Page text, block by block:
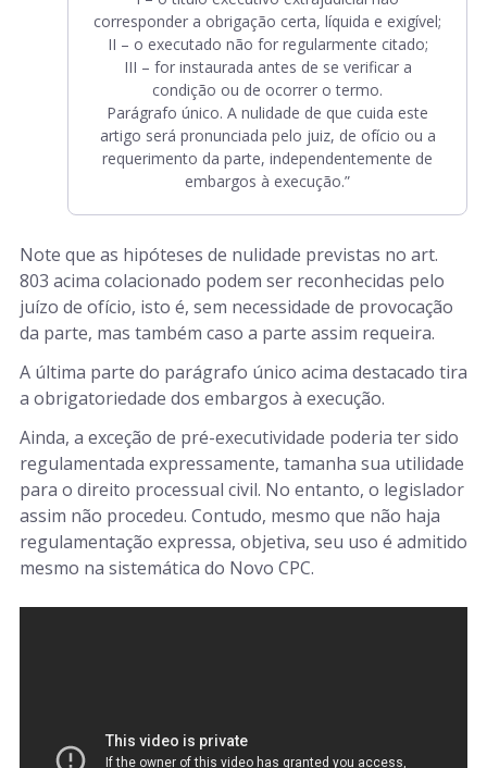
corresponder a obrigação certa, líquida e exigível;
II – o executado não for regularmente citado;
III – for instaurada antes de se verificar a
condição ou de ocorrer o termo.
Parágrafo único. A nulidade de que cuida este
artigo será pronunciada pelo juiz, de ofício ou a
requerimento da parte, independentemente de
embargos à execução.”
Note que as hipóteses de nulidade previstas no art.
803 acima colacionado podem ser reconhecidas pelo
juízo de ofício, isto é, sem necessidade de provocação
da parte, mas também caso a parte assim requeira.
A última parte do parágrafo único acima destacado tira
a obrigatoriedade dos embargos à execução.
Ainda, a exceção de pré-executividade poderia ter sido
regulamentada expressamente, tamanha sua utilidade
para o direito processual civil. No entanto, o legislador
assim não procedeu. Contudo, mesmo que não haja
regulamentação expressa, objetiva, seu uso é admitido
mesmo na sistemática do Novo CPC.